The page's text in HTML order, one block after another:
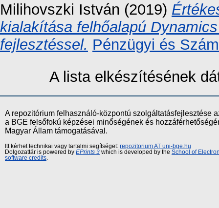
Milihovszki István (2019)
kialakítása felhőalapú
fejlesztéssel. Pénzügyi és
A lista elkészítésének
A repozitórium felhasználó-központú szolgáltatásfejlesztése
a BGE felsőfokú képzései minőségének és
Magyar Állam támogatásával.
Itt kérhet technikai vagy tartalmi segítséget: repozitorium AT uni-bge.hu
Dolgozattár is powered by EPrints 3 which is developed by the School of
software credits